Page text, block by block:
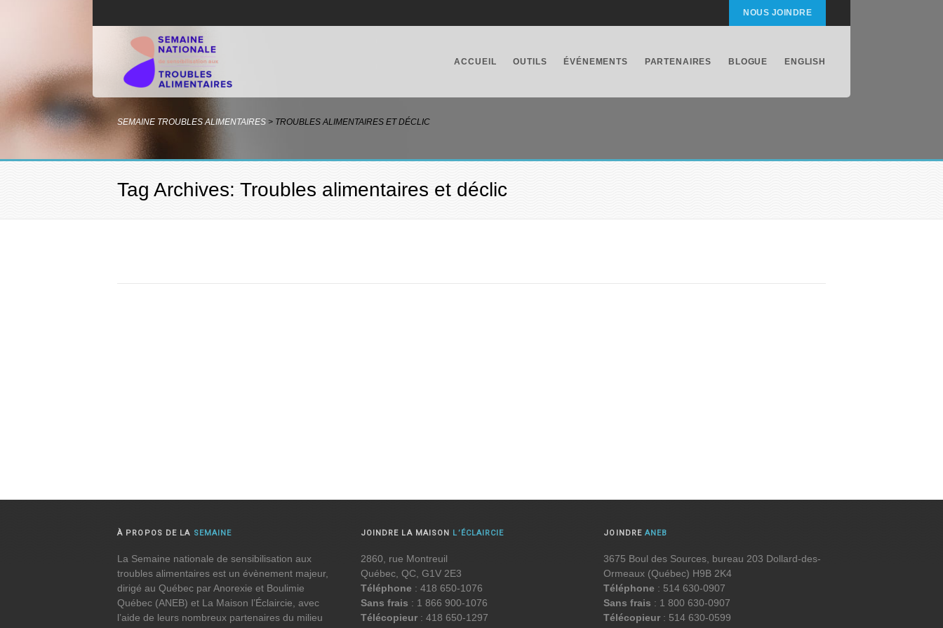
NOUS JOINDRE
ACCUEIL OUTILS ÉVÉNEMENTS PARTENAIRES BLOGUE ENGLISH
SEMAINE TROUBLES ALIMENTAIRES > TROUBLES ALIMENTAIRES ET DÉCLIC
Tag Archives: Troubles alimentaires et déclic
À PROPOS DE LA SEMAINE
La Semaine nationale de sensibilisation aux
troubles alimentaires est un évènement majeur,
dirigé au Québec par Anorexie et Boulimie
Québec (ANEB) et La Maison l’Éclaircie, avec
l’aide de leurs nombreux partenaires du milieu
JOINDRE LA MAISON L’ÉCLAIRCIE
2860, rue Montreuil
Québec, QC, G1V 2E3
Téléphone : 418 650-1076
Sans frais : 1 866 900-1076
Télécopieur: 418 650-1297
JOINDREANEB
3675 Boul des Sources, bureau 203 Dollard-des-
Ormeaux (Québec) H9B 2K4
Téléphone : 514 630-0907
Sans frais : 1 800 630-0907
Télécopieur : 514 630-0599